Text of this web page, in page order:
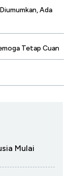
Ada
Tetap Cuan
Mulai